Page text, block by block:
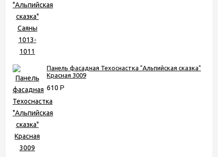
Панель фасадная Техоснастка "Альпийская сказка"
Красная 3009
610 Р